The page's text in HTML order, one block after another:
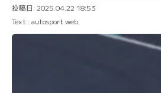
投稿日: 2025.04.22 18:53
Text : autosport web